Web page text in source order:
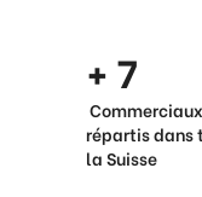
+ 7
Commerciaux
répartis dans
la Suisse